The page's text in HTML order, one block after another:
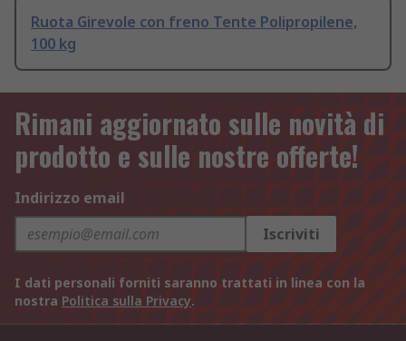
Ruota Girevole con freno Tente Polipropilene,
100 kg
Rimani aggiornato sulle novità di
prodotto e sulle nostre offerte!
Indirizzo email
Iscriviti
I dati personali forniti saranno trattati in linea con la
nostra Politica sulla Privacy.